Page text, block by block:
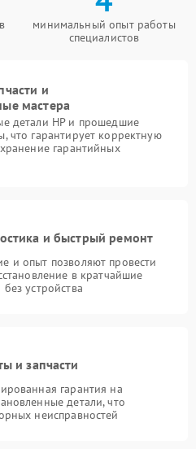
минимальный опыт работы
специалистов
и
мастера
детали HP и прошедшие
что гарантирует корректную
гарантийных
и быстрый ремонт
и опыт позволяют провести
в кратчайшие
устройства
и запчасти
гарантия на
детали, что
неисправностей